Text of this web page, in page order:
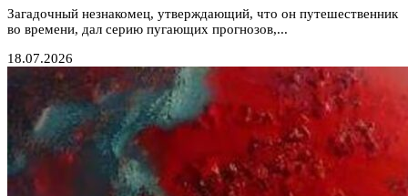
Загадочный незнакомец, утверждающий, что он путешественник
во времени, дал серию пугающих прогнозов,...
18.07.2026